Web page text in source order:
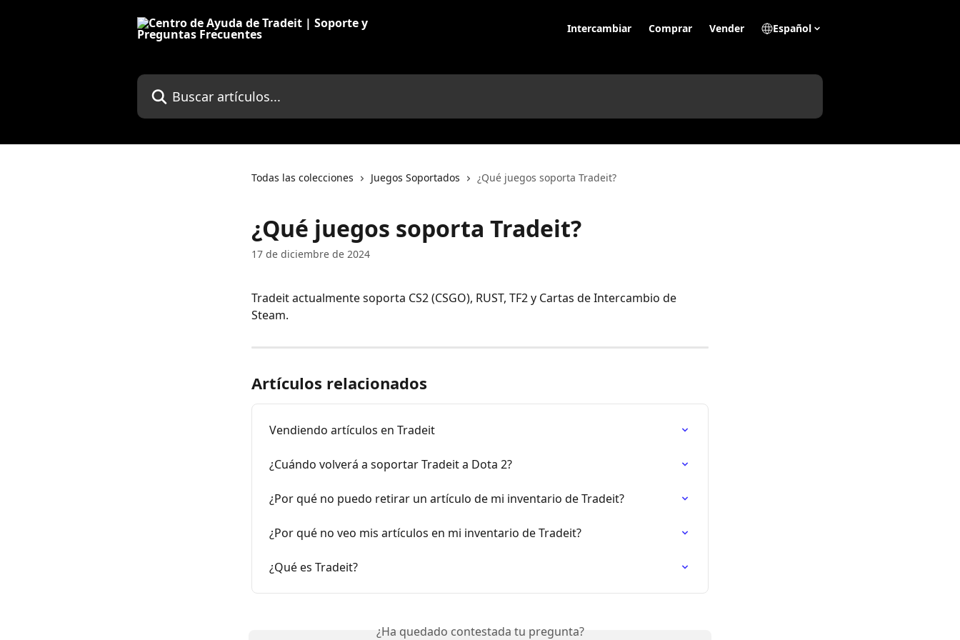
Intercambiar Comprar Vender Español
Buscar artículos...
Todas las colecciones Juegos Soportados ¿Qué juegos soporta Tradeit?
¿Qué juegos soporta Tradeit?
17 de diciembre de 2024
Tradeit actualmente soporta CS2 (CSGO), RUST, TF2 y Cartas de Intercambio de
Steam.
Artículos relacionados
Vendiendo artículos en Tradeit
¿Cuándo volverá a soportar Tradeit a Dota 2?
¿Por qué no puedo retirar un artículo de mi inventario de Tradeit?
¿Por qué no veo mis artículos en mi inventario de Tradeit?
¿Qué es Tradeit?
¿Ha quedado contestada tu pregunta?